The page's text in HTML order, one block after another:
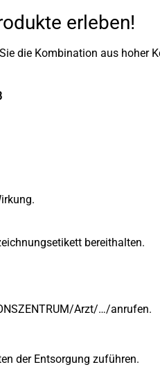
erleben!
die Kombination aus
bereithalten.
Arzt/…/anrufen.
der Entsorgung zuführen.